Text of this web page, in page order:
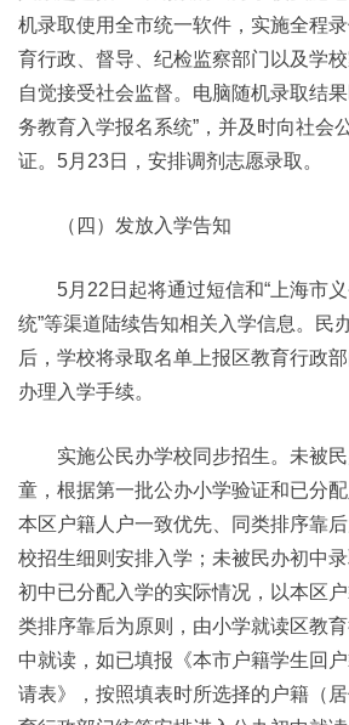
机录取使用全市统一软件，实施全程
育行政、督导、纪检监察部门以及学
自觉接受社会监督。电脑随机录取结
务教育入学报名系统”，并及时向社会
证。5月23日，安排调剂志愿录取。
（四）发放入学告知
5月22日起将通过短信和“上海市义
统”等渠道陆续告知相关入学信息。民
后，学校将录取名单上报区教育行政
办理入学手续。
实施公民办学校同步招生。未被民
童，根据第一批公办小学验证和已分
本区户籍人户一致优先、同类排序靠
校招生细则安排入学；未被民办初中
初中已分配入学的实际情况，以本区
类排序靠后为原则，由小学就读区教
中就读，如已填报《本市户籍学生回
请表》，按照填表时所选择的户籍（